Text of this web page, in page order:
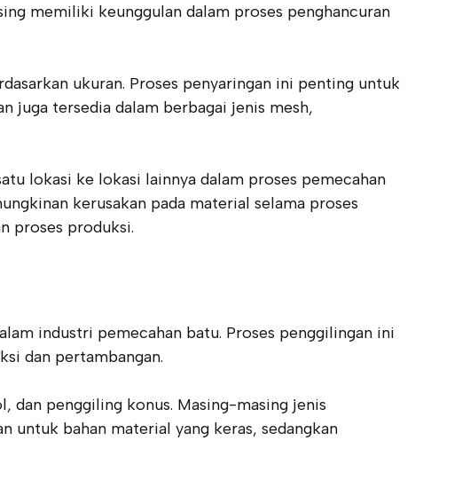
memiliki keunggulan dalam proses penghancuran
ukuran. Proses penyaringan ini penting untuk
juga tersedia dalam berbagai jenis mesh,
lokasi ke lokasi lainnya dalam proses pemecahan
kerusakan pada material selama proses
proses produksi.
industri pemecahan batu. Proses penggilingan ini
dan pertambangan.
dan penggiling konus. Masing-masing jenis
untuk bahan material yang keras, sedangkan